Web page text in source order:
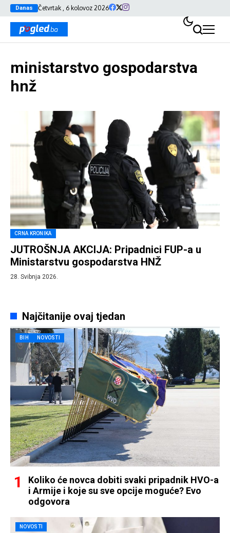
Danas Četvrtak , 6 kolovoz 2026
ministarstvo gospodarstva
hnž
CRNA KRONIKA
JUTROŠNJA AKCIJA: Pripadnici FUP-a u
Ministarstvu gospodarstva HNŽ
28. Svibnja 2026.
Najčitanije ovaj tjedan
BIH NOVOSTI
Koliko će novca dobiti svaki pripadnik HVO-a
i Armije i koje su sve opcije moguće? Evo
odgovora
NOVOSTI